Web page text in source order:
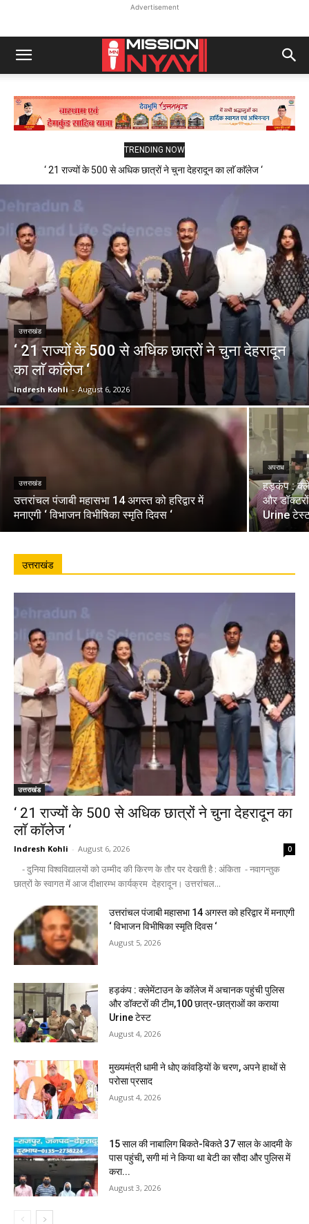
Advertisement
TRENDING NOW
‘ 21 राज्यों के 500 से अधिक छात्रों ने चुना देहरादून का लाॅ काॅलेज ‘
उत्तराखंड
‘ 21 राज्यों के 500 से अधिक छात्रों ने चुना देहरादून
का लाॅ काॅलेज ‘
Indresh Kohli - August 6, 2026
उत्तराखंड
उत्तरांचल पंजाबी महासभा 14 अगस्त को हरिद्वार में
मनाएगी ‘ विभाजन विभीषिका स्मृति दिवस ‘
अपराध
हड़कंप :
और
Urine
उत्तराखंड
उत्तराखंड
‘ 21 राज्यों के 500 से अधिक छात्रों ने चुना देहरादून का
लाॅ काॅलेज ‘
Indresh Kohli - August 6, 2026 0
- दुनिया विश्वविद्यालयों को उम्मीद की किरण के तौर पर देखती है : अंकिता - नवागन्तुक
छात्रों के स्वागत में आज दीक्षारम्भ कार्यक्रम देहरादून। उत्तरांचल...
उत्तरांचल पंजाबी महासभा 14 अगस्त को हरिद्वार में मनाएगी
‘ विभाजन विभीषिका स्मृति दिवस ‘
August 5, 2026
हड़कंप : क्लेमेंटाउन के कॉलेज में अचानक पहुंची पुलिस
और डॉक्टरों की टीम,100 छात्र-छात्राओं का कराया
Urine टेस्ट
August 4, 2026
मुख्यमंत्री धामी ने धोए कांवड़ियों के चरण, अपने हाथों से
परोसा प्रसाद
August 4, 2026
15 साल की नाबालिग बिकते-बिकते 37 साल के आदमी के
पास पहुंची, सगी मां ने किया था बेटी का सौदा और पुलिस में
करा...
August 3, 2026